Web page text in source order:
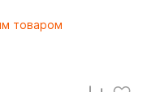
товаром